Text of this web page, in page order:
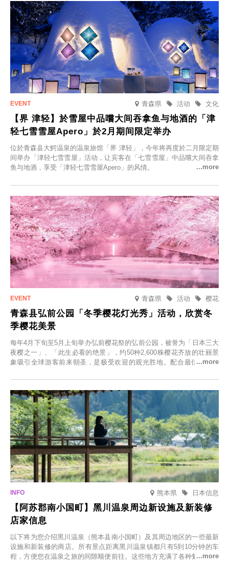
青森県 文化
活动
【界 津轻】於雪屋中品嚐大间吞拿鱼与地酒的「津
轻七雪雪屋Apero」於2月期间限定举办
位於青森县大鰐温泉的温泉旅馆「界 津轻」，今年将再度於二月限定期
间举办「津轻七雪雪屋」活动，让宾客在「七雪雪屋」中品嚐大间吞拿
鱼与地酒，享受「津轻七雪雪屋Apero」的风情。
青森県 樱花
活动
青森县弘前公园「冬季樱花灯光秀」活动，欣赏冬
季樱花美景
每年4月下旬至5月上旬举办弘前樱花祭的弘前公园，被誉为「日本三大
夜樱之一」、「此生必看的绝景」，约50种2,600株樱花齐放的壮丽景
象吸引全球游客前来朝圣，是极受欢迎的观光胜地。配合最佳观雪时
「冬季樱花灯光秀」。
熊本県 日本信息
【阿苏郡南小国町】黑川温泉周边新设施及新装修
店家信息
以下将为您介绍黑川温泉（熊本县南小国町）及其周边地区的一些最新
设施和新装修的商店。所有景点距离黑川温泉镇都只有5到10分钟的车
程，方便您在温泉之旅的间隙顺便前往。这些地方充满了各种魅力，包